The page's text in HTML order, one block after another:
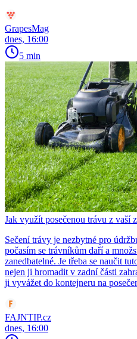
GrapesMag
dnes, 16:00
5 min
Jak využít posečenou trávu z vaší
Sečení trávy je nezbytné pro
počasím se trávníkům daří a
zanedbatelné. Je třeba se naučit
nejen ji hromadit v zadní části
ji vyvážet do kontejneru na
FAJNTIP.cz
dnes, 16:00